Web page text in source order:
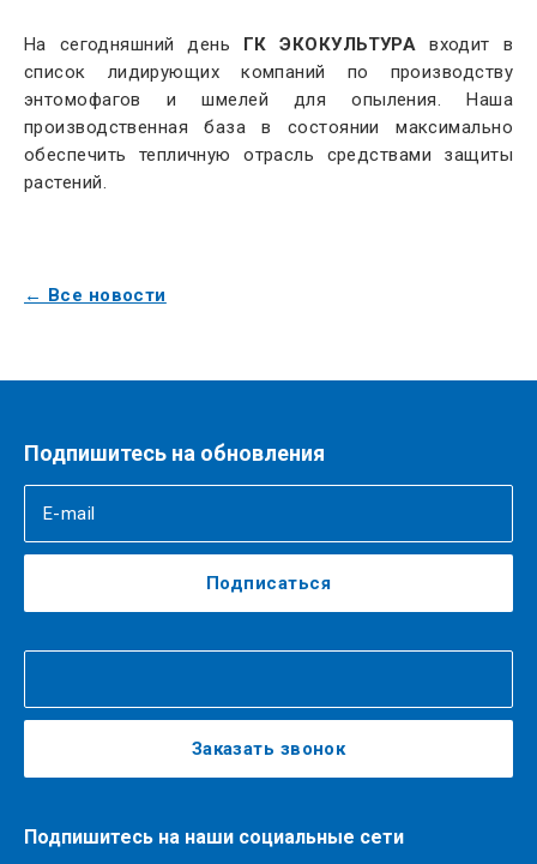
На сегодняшний день ГК ЭКОКУЛЬТУРА входит в
список лидирующих компаний по производству
энтомофагов и шмелей для опыления. Наша
производственная база в состоянии максимально
обеспечить тепличную отрасль средствами защиты
растений.
← Все новости
Подпишитесь на обновления
Подписаться
Заказать звонок
Подпишитесь на наши социальные сети